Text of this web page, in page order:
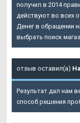
получил в 2014
действуют во всех
Денег в обращении
выбрать поиск
отзыв оставил(а)
Результат дал нам
способ решения